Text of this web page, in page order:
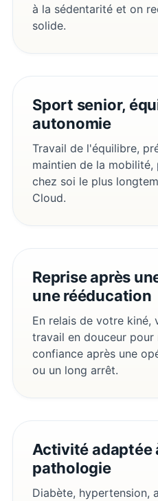
à la sédentarité et on
solide.
Sport senior,
autonomie
Travail de l'équilibre,
maintien de la
chez soi le plus
Cloud.
Reprise après
une rééducation
En relais de votre
travail en douceur
confiance après une
ou un long arrêt.
Activité adaptée
pathologie
Diabète, hypertension,